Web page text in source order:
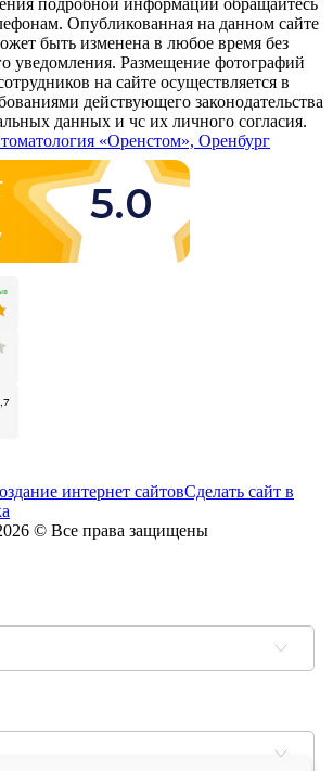
Опубликованная на данном сайте
быть изменена в любое время без
уведомления. Размещение фотографий
на сайте осуществляется в
действующего законодательства
данных и чс их личного согласия.
интернет сайтовСделать сайт в
© Все права защищены